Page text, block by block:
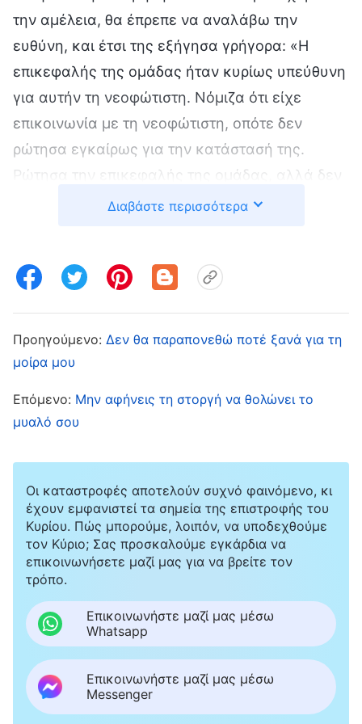
την αμέλεια, θα έπρεπε να αναλάβω την
ευθύνη, και έτσι της εξήγησα γρήγορα: «Η
επικεφαλής της ομάδας ήταν κυρίως υπεύθυνη
για αυτήν τη νεοφώτιστη. Νόμιζα ότι είχε
επικοινωνία με τη νεοφώτιστη, οπότε δεν
ρώτησα εγκαίρως για την κατάστασή της.
Ρώτησα την επικεφαλής της ομάδας, αλλά δεν
μου απάντησε εγκαίρως». Έδειξα στην
νοιαζόμουν πραγματικά για τη νεοφώτιστη. Της
αργότερα στη νεοφώτιστη για να αποδείξω ότι
αφού ανακάλυψα πως δεν ερχόταν τακτικά
σε επαφή μαζί της εγκαίρως, αλλά δεν μου είχε
απαντήσει. Βρήκα και μια δικαιολογία ότι δεν
μπορούσα να τηλεφωνήσω στη νεοφώτιστη,
διότι ο ιεροκήρυκας του ευαγγελίου δεν μου
είχε δώσει το τηλέφωνό της. Πρόβαλα πολλούς
αντικειμενικούς λόγους, μετατοπίζοντας
ακατάπαυστα την ευθύνη αλλού, ελπίζοντας να
πιστέψει η επόπτρια ότι υπήρχε λόγος για το
πρόβλημα, ότι δεν έφταιγα εγώ, ή τουλάχιστον
ότι έφταιγαν και άλλοι και όχι αποκλειστικά
εγώ. Βλέποντας ότι δεν παραδεχόμουν τα
προβλήματά μου και ότι απέφευγα την ευθύνη,
η επόπτρια με αντιμετώπισε λέγοντας: «Αυτή η
Διαβάστε περισσότερα
Προηγούμενο: Δεν θα παραπονεθώ ποτέ ξανά για τη
μοίρα μου
Επόμενο: Μην αφήνεις τη στοργή να θολώνει το
μυαλό σου
Οι καταστροφές αποτελούν συχνό φαινόμενο, κι
έχουν εμφανιστεί τα σημεία της επιστροφής του
Κυρίου. Πώς μπορούμε, λοιπόν, να υποδεχθούμε
τον Κύριο; Σας προσκαλούμε εγκάρδια να
επικοινωνήσετε μαζί μας για να βρείτε τον
τρόπο.
Επικοινωνήστε μαζί μας μέσω
Whatsapp
Επικοινωνήστε μαζί μας μέσω
Messenger